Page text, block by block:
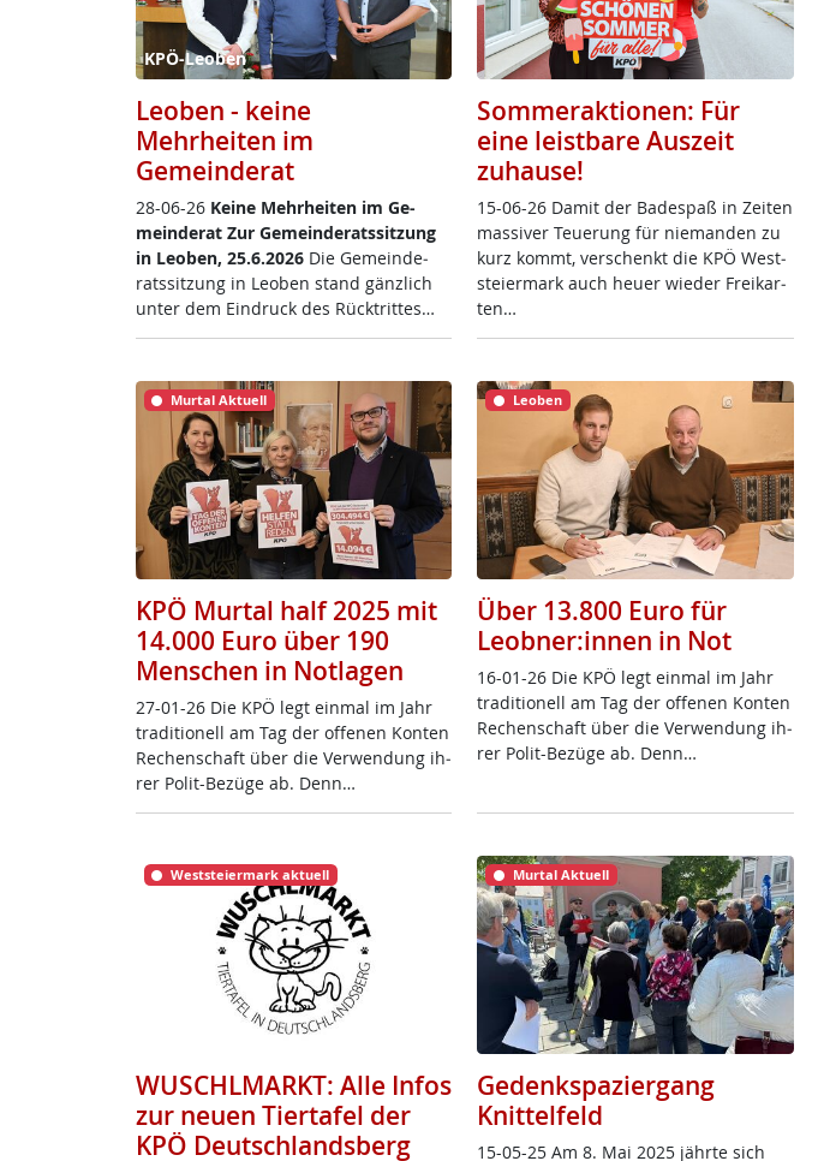
KPÖ-Leoben
Leoben - keine
Mehrheiten im
Gemeinderat
28-06-26 Kei­ne Mehr­hei­ten im Ge­
mein­de­rat Zur Ge­mein­de­rats­sit­zung
in Leo­ben, 25.6.2026Die Ge­mein­de­
rats­sit­zung in Leo­ben stand gänz­lich
un­ter dem Ein­druck des Rück­trit­tes…
Sommeraktionen: Für
eine leistbare Auszeit
zuhause!
15-06-26 Da­mit der Ba­de­spaß in Zei­ten
mas­si­ver Teue­rung für nie­man­den zu
kurz kommt, ver­schenkt die KPÖ West­
s­tei­er­mark auch heu­er wie­der Frei­k­ar­
ten…
Murtal Aktuell
KPÖ Murtal half 2025 mit
14.000 Euro über 190
Menschen in Notlagen
27-01-26 Die KPÖ legt ein­mal im Jahr
tra­di­tio­nell am Tag der of­fe­nen Kon­ten
Re­chen­schaft über die Ver­wen­dung ih­
rer Po­lit-Be­zü­ge ab. Denn…
Leoben
Über 13.800 Euro für
Leobner:innen in Not
16-01-26 Die KPÖ legt ein­mal im Jahr
tra­di­tio­nell am Tag der of­fe­nen Kon­ten
Re­chen­schaft über die Ver­wen­dung ih­
rer Po­lit-Be­zü­ge ab. Denn…
Weststeiermark aktuell
WUSCHLMARKT: Alle Infos
zur neuen Tiertafel der
KPÖ Deutschlandsberg
Murtal Aktuell
Gedenkspaziergang
Knittelfeld
15-05-25 Am 8. Mai 2025 jähr­te sich